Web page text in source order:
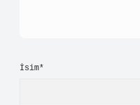
İsim*